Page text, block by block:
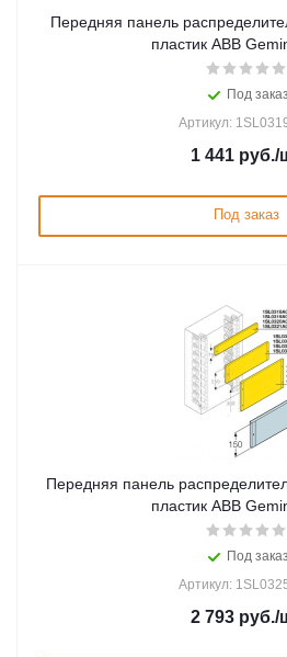
Передняя панель
пластик ABB
Под заказ
Артикул:
1 441 руб./
Под заказ
Передняя панель
пластик ABB
Под заказ
Артикул:
2 793 руб./